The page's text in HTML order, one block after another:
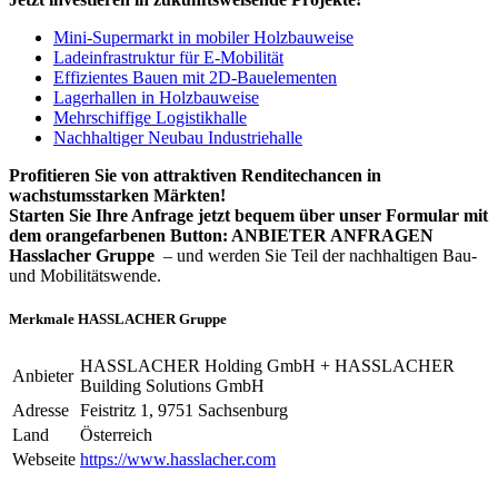
Mini-Supermarkt in mobiler Holzbauweise
Ladeinfrastruktur für E-Mobilität
Effizientes Bauen mit 2D-Bauelementen
Lagerhallen in Holzbauweise
Mehrschiffige Logistikhalle
Nachhaltiger Neubau Industriehalle
Profitieren Sie von attraktiven Renditechancen in
wachstumsstarken Märkten!
Starten Sie Ihre Anfrage jetzt bequem über unser Formular mit
dem orangefarbenen Button: ANBIETER ANFRAGEN
Hasslacher Gruppe – und werden Sie Teil der nachhaltigen Bau-
und Mobilitätswende.
Merkmale HASSLACHER Gruppe
Anbieter
HASSLACHER Holding GmbH + HASSLACHER
Building Solutions GmbH
Adresse Feistritz 1, 9751 Sachsenburg
Land
Österreich
Webseite https://www.hasslacher.com